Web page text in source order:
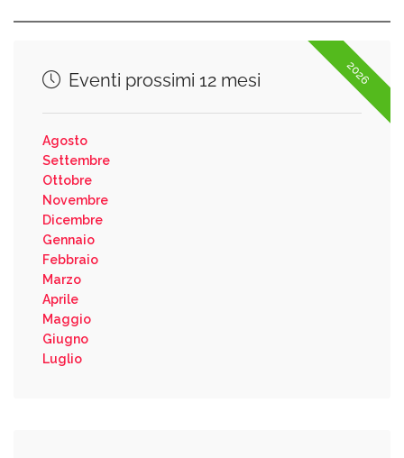
2026
Eventi prossimi 12 mesi
Agosto
Settembre
Ottobre
Novembre
Dicembre
Gennaio
Febbraio
Marzo
Aprile
Maggio
Giugno
Luglio